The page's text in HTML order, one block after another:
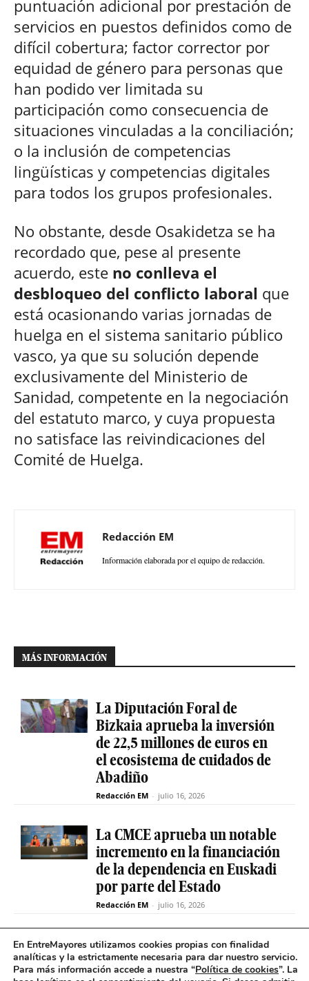
puntuación adicional por prestación de
servicios en puestos definidos como de
difícil cobertura; factor corrector por
equidad de género para personas que
han podido ver limitada su
participación como consecuencia de
situaciones vinculadas a la conciliación;
o la inclusión de competencias
lingüísticas y competencias digitales
para todos los grupos profesionales.
No obstante, desde Osakidetza se ha
recordado que, pese al presente
acuerdo, este no conlleva el
desbloqueo del conflicto laboral que
está ocasionando varias jornadas de
huelga en el sistema sanitario público
vasco, ya que su solución depende
exclusivamente del Ministerio de
Sanidad, competente en la negociación
del estatuto marco, y cuya propuesta
no satisface las reivindicaciones del
Comité de Huelga.
Redacción EM
Información elaborada por el equipo de redacción.
MÁS INFORMACIÓN
La Diputación Foral de
Bizkaia aprueba la inversión
de 22,5 millones de euros en
el ecosistema de cuidados de
Abadiño
Redacción EM - julio 16, 2026
La CMCE aprueba un notable
incremento en la financiación
de la dependencia en Euskadi
por parte del Estado
Redacción EM - julio 16, 2026
El servicio de teleasistencia
betiON prueba un nuevo
En EntreMayores utilizamos cookies propias con finalidad
analíticas y la estrictamente necesaria para dar nuestro servicio.
Para más información accede a nuestra “Política de cookies”. La